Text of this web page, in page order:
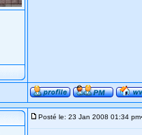
Posté le: 23 Jan 2008 01:34 pm